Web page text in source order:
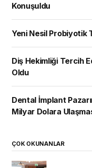
Konuşuldu
Yeni Nesil Probiyotik
Diş Hekimliği Tercih Edecekler
Oldu
Dental İmplant
Milyar Dolara
ÇOK OKUNANLAR